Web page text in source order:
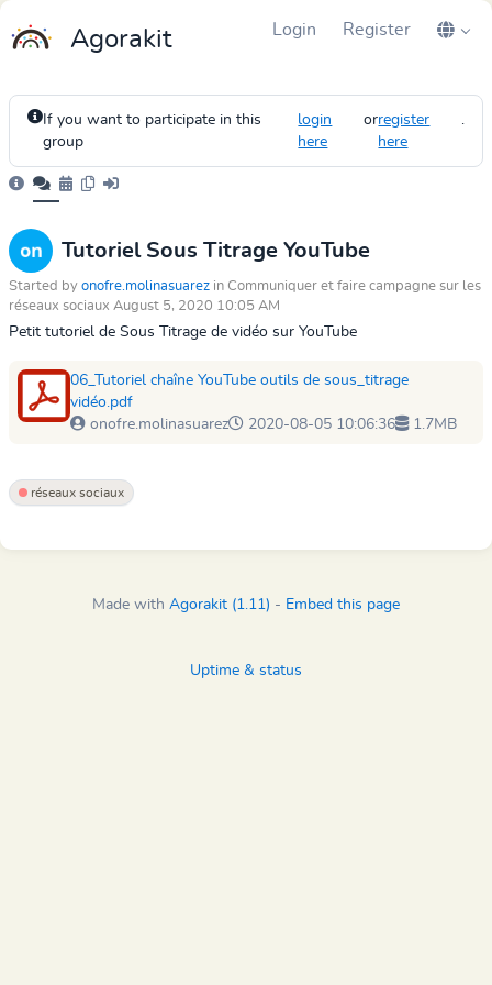
Agorakit Login Register
If you want to participate in this
group
login
here
orregister
here
.
Tutoriel Sous Titrage YouTube
Started by onofre.molinasuarez in Communiquer et faire campagne sur les
réseaux sociaux August 5, 2020 10:05 AM
Petit tutoriel de Sous Titrage de vidéo sur YouTube
06_Tutoriel chaîne YouTube outils de sous_titrage
vidéo.pdf
onofre.molinasuarez
2020-08-05 10:06:36 1.7MB
réseaux sociaux
Made with Agorakit (1.11) - Embed this page
Uptime & status